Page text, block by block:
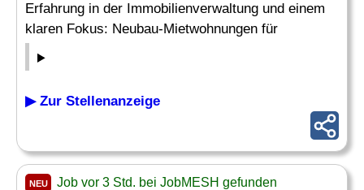
Erfahrung in der Immobilienverwaltung und einem
klaren Fokus: Neubau-Mietwohnungen für
▶ Zur Stellenanzeige
NEU Job vor 3 Std. bei JobMESH gefunden